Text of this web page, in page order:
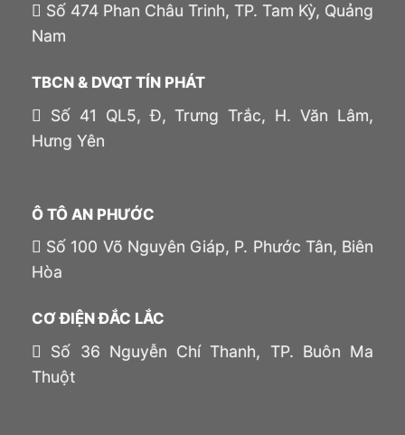
Số 474 Phan Châu Trinh, TP. Tam Kỳ, Quảng
Nam
TBCN & DVQT TÍN PHÁT
Số 41 QL5, Đ, Trưng Trắc, H. Văn Lâm,
Hưng Yên
Ô TÔ AN PHƯỚC
Số 100 Võ Nguyên Giáp, P. Phước Tân, Biên
Hòa
CƠ ĐIỆN ĐẮC LẮC
Số 36 Nguyễn Chí Thanh, TP. Buôn Ma
Thuột